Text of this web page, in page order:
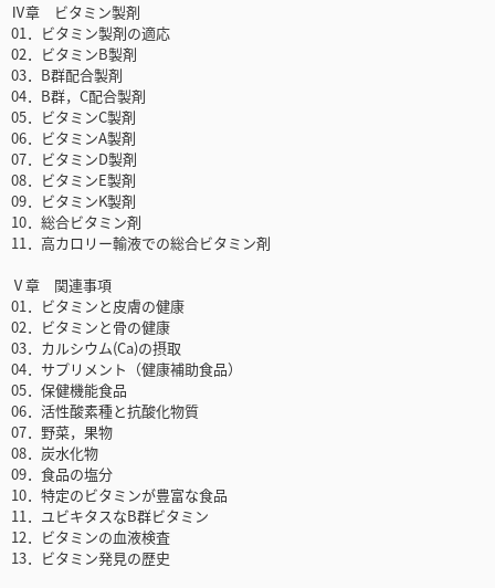
Ⅳ章 ビタミン製剤
01．ビタミン製剤の適応
02．ビタミンB製剤
03．B群配合製剤
04．B群，C配合製剤
05．ビタミンC製剤
06．ビタミンA製剤
07．ビタミンD製剤
08．ビタミンE製剤
09．ビタミンK製剤
10．総合ビタミン剤
11．高カロリー輸液での総合ビタミン剤
Ⅴ章 関連事項
01．ビタミンと皮膚の健康
02．ビタミンと骨の健康
03．カルシウム(Ca)の摂取
04．サプリメント（健康補助食品）
05．保健機能食品
06．活性酸素種と抗酸化物質
07．野菜，果物
08．炭水化物
09．食品の塩分
10．特定のビタミンが豊富な食品
11．ユビキタスなB群ビタミン
12．ビタミンの血液検査
13．ビタミン発見の歴史